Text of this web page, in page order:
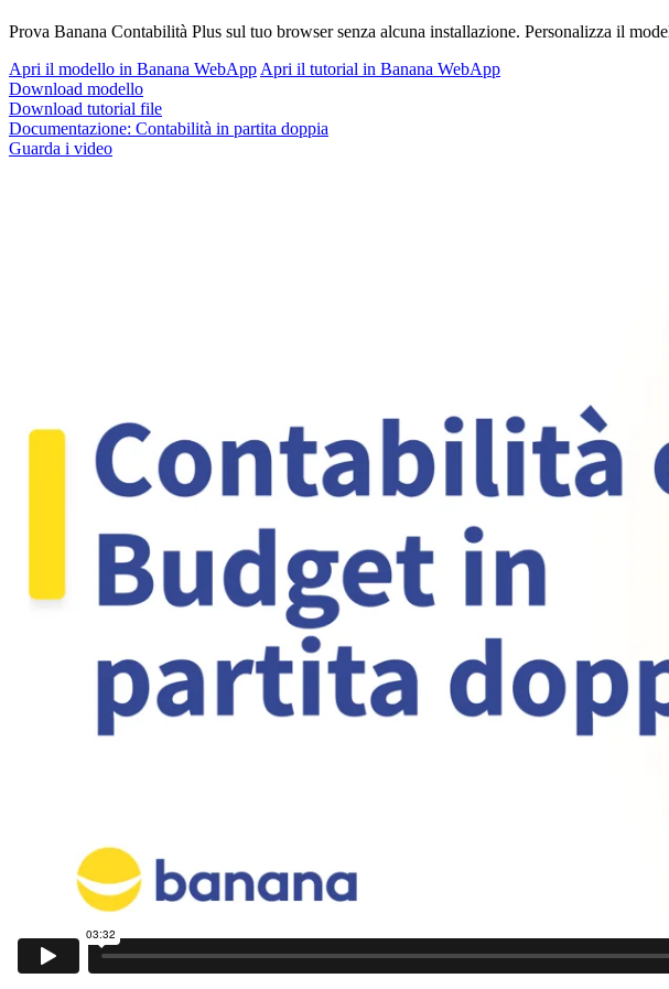
Prova Banana Contabilità Plus sul tuo browser senza alcuna installazione. Personalizza il
Apri il modello in Banana WebApp Apri il tutorial in Banana WebApp
Download modello
Download tutorial file
Documentazione: Contabilità in partita doppia
Guarda i video